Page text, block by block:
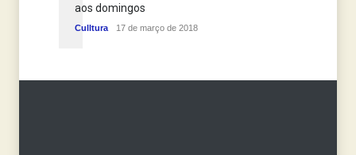
aos domingos
Culltura 17 de março de 2018